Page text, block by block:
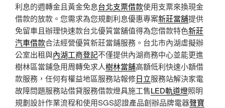
利息的週轉金且黃金免息台北支票借款使用支票來換現金
借款的放款。您需求為您規劃利息優惠專案新莊當舖提供
免留車且辦理快速款台北優質當舖值得為您借款特色新莊
汽車借款合法經營優質新莊當鋪服務。台北市內湖虛擬辦
公室出租與內湖工商登記不僅提供內湖商務中心並能更進
樹林區當鋪急用周轉免求人樹林當舖高額低利快速小額借
款服務，任何有權益地區服務站報修日立服務站解決家電
故障問題服務站借貸服務借款燈具施工售LED軌道燈照明
規劃設計作業流程和使用SGS認證產品創辦品牌電器聲寶